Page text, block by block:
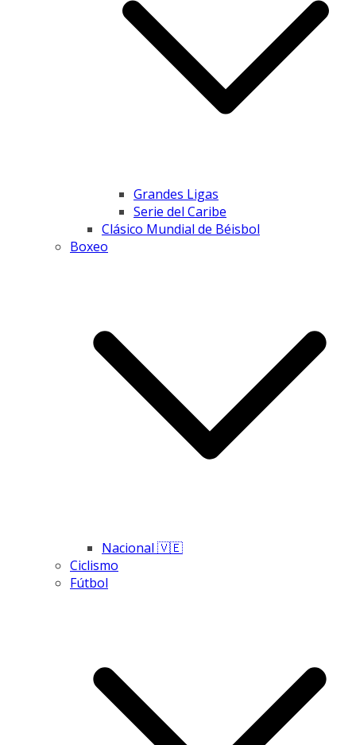
Grandes Ligas
Serie del Caribe
Clásico Mundial de Béisbol
Boxeo
Nacional 🇻🇪
Ciclismo
Fútbol